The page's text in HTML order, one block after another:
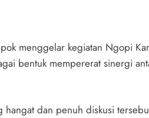
menggelar kegiatan Ngopi
bentuk mempererat sinergi
hangat dan penuh diskusi